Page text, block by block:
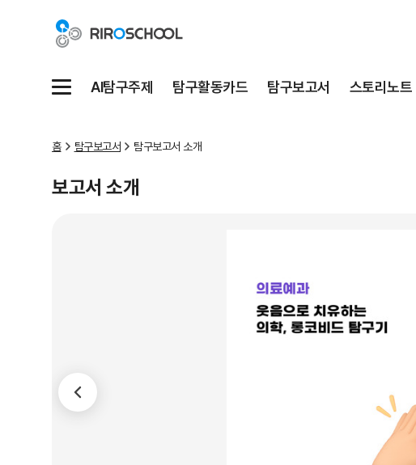
메뉴 AI탐구주제 탐구활동카드 탐구보고서 스토리노트
홈 탐구보고서 탐구보고서 소개
보고서 소개